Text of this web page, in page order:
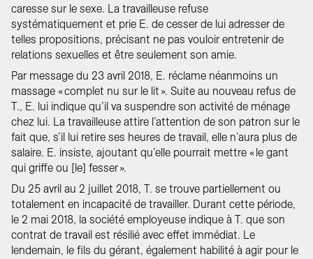
caresse sur le sexe. La travailleuse refuse
systématiquement et prie E. de cesser de lui adresser de
telles propositions, précisant ne pas vouloir entretenir de
relations sexuelles et être seulement son amie.
Par message du 23 avril 2018, E. réclame néanmoins un
massage « complet nu sur le lit ». Suite au nouveau refus de
T., E. lui indique qu’il va suspendre son activité de ménage
chez lui. La travailleuse attire l’attention de son patron sur le
fait que, s’il lui retire ses heures de travail, elle n’aura plus de
salaire. E. insiste, ajoutant qu’elle pourrait mettre « le gant
qui griffe ou [le] fesser ».
Du 25 avril au 2 juillet 2018, T. se trouve partiellement ou
totalement en incapacité de travailler. Durant cette période,
le 2 mai 2018, la société employeuse indique à T. que son
contrat de travail est résilié avec effet immédiat. Le
lendemain, le fils du gérant, également habilité à agir pour le